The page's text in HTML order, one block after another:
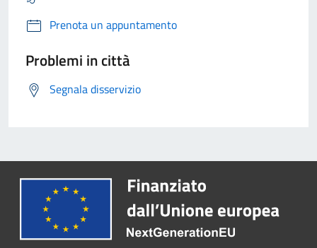
Prenota un appuntamento
Problemi in città
Segnala disservizio